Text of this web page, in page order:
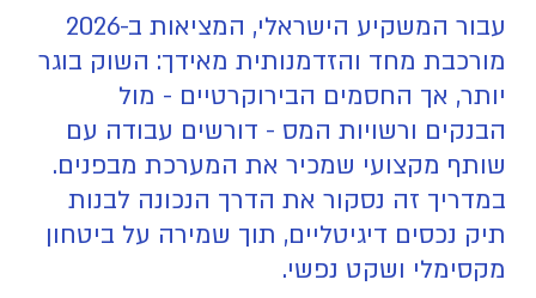
עבור המשקיע הישראלי, המציאות ב-2026
מורכבת מחד והזדמנותית מאידך: השוק בוגר
יותר, אך החסמים הבירוקרטיים - מול
הבנקים ורשויות המס - דורשים עבודה עם
שותף מקצועי שמכיר את המערכת מבפנים.
במדריך זה נסקור את הדרך הנכונה לבנות
תיק נכסים דיגיטליים, תוך שמירה על ביטחון
מקסימלי ושקט נפשי.